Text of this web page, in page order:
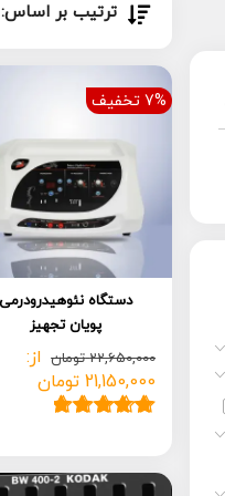
ترتیب بر اساس:
7% تخفیف
دستگاه نئوهیدرودرمی
پویان تجهیز
22,650,000 تومان از:
21,150,000 تومان
مشتری